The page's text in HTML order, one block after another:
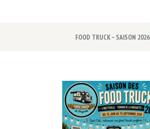
FOOD TRUCK – SAISON 2026